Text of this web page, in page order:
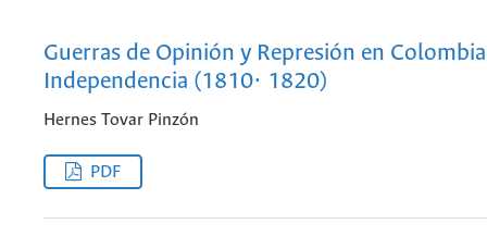
Guerras de Opinión y Represión en
Independencia (1810· 1820)
Hernes Tovar Pinzón
PDF